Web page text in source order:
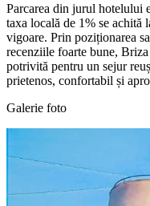
Parcarea din jurul hotelului
taxa locală de 1% se achită
vigoare. Prin poziționarea
recenziile foarte bune,
potrivită pentru un sejur
prietenos, confortabil și
Galerie foto